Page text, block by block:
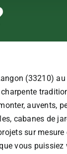
(33210)
auvents,
cabanes de
sur
vous